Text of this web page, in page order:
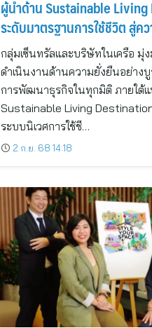
ผู้นำด้าน Sustainable
ระดับมาตรฐานการใช้ชีวิต สู่
กลุ่มเซ็นทรัลและบริษัทในเครือ มุ่
ดำเนินงานด้านความยั่งยืนอย่าง
การพัฒนาธุรกิจในทุกมิติ ภายใต้
Sustainable Living
ระบบนิเวศการใช้ชี…
2 ก.ย. 68 14:18